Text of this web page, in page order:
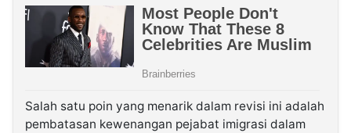
Salah satu poin yang menarik dalam revisi ini adalah
pembatasan kewenangan pejabat imigrasi dalam